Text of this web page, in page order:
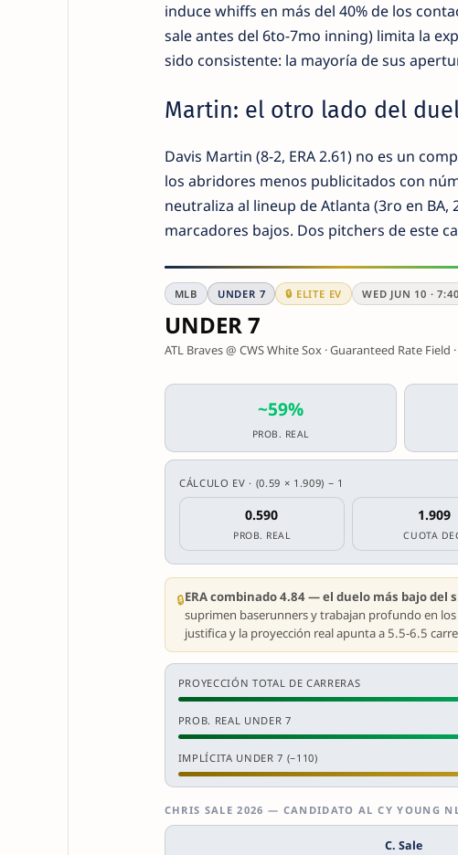
induce whiffs en más del 40% de los
sale antes del 6to-7mo inning) limita la
sido consistente: la mayoría de sus
Martin: el otro lado del
Davis Martin (8-2, ERA 2.61) no es un
los abridores menos publicitados con
neutraliza al lineup de Atlanta (3ro en
marcadores bajos. Dos pitchers de este
MLB UNDER 7 🔒 ELITE EV WED JUN 10 ·
UNDER 7
ATL Braves @ CWS White Sox · Guaranteed Rate Field
~59%
PROB. REAL
CÁLCULO EV · (0.59 × 1.909) − 1
0.590
PROB. REAL
1.909
CUOTA
🔒ERA combinado 4.84 — el duelo más bajo del
suprimen baserunners y trabajan profundo en
justifica y la proyección real apunta a 5.5-6.5
PROYECCIÓN TOTAL DE CARRERAS
PROB. REAL UNDER 7
IMPLÍCITA UNDER 7 (−110)
CHRIS SALE 2026 — CANDIDATO AL CY YOUNG
C. Sale